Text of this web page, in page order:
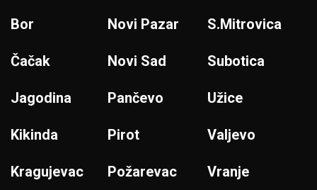
Bor
Čačak
Jagodina
Kikinda
Kragujevac
Novi Pazar
Novi Sad
Pančevo
Pirot
Požarevac
S.Mitrovica
Subotica
Užice
Valjevo
Vranje